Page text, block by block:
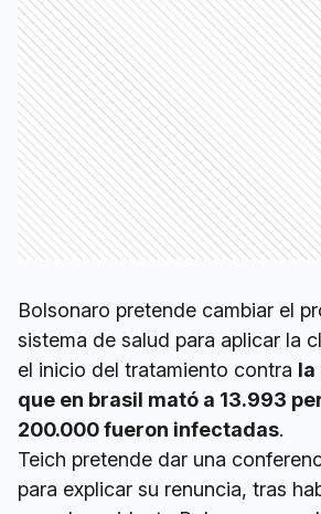
Bolsonaro pretende cambiar el
sistema de salud para aplicar la
el inicio del tratamiento contra la
que en brasil mató a 13.993
200.000 fueron infectadas.
Teich pretende dar una
para explicar su renuncia, tras